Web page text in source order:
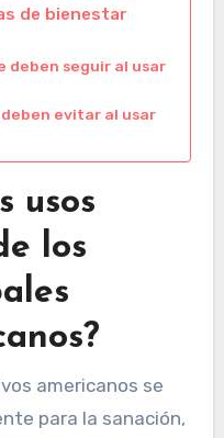
de bienestar
deben seguir al usar
deben evitar al usar
usos
los
americanos se
para la sanación,